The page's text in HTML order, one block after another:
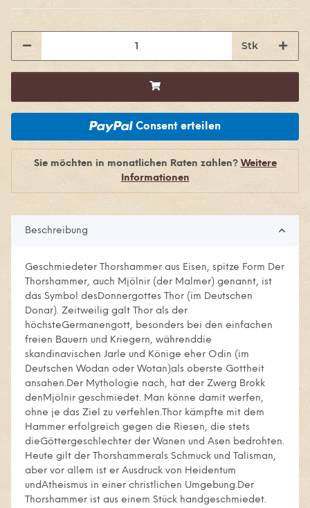
Stk
Consent erteilen
Sie möchten in monatlichen Raten zahlen? Weitere
Informationen
Beschreibung
Geschmiedeter Thorshammer aus Eisen, spitze Form Der
Thorshammer, auch Mjölnir (der Malmer) genannt, ist
das Symbol desDonnergottes Thor (im Deutschen
Donar). Zeitweilig galt Thor als der
höchsteGermanengott, besonders bei den einfachen
freien Bauern und Kriegern, währenddie
skandinavischen Jarle und Könige eher Odin (im
Deutschen Wodan oder Wotan)als oberste Gottheit
ansahen.Der Mythologie nach, hat der Zwerg Brokk
denMjölnir geschmiedet. Man könne damit werfen,
ohne je das Ziel zu verfehlen.Thor kämpfte mit dem
Hammer erfolgreich gegen die Riesen, die stets
dieGöttergeschlechter der Wanen und Asen bedrohten.
Heute gilt der Thorshammerals Schmuck und Talisman,
aber vor allem ist er Ausdruck von Heidentum
undAtheismus in einer christlichen Umgebung.Der
Thorshammer ist aus einem Stück handgeschmiedet.